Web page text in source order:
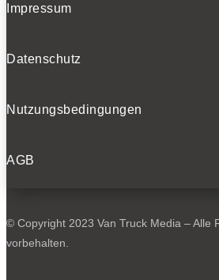
Impressum
Datenschutz
Nutzungsbedingungen
AGB
© Copyright 2023 Van Truck Media – Alle
vorbehalten.